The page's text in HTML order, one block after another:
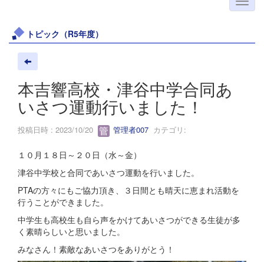
トピック（R5年度）
本吉響高校・津谷中学合同あ
いさつ運動行いました！
投稿日時 : 2023/10/20 管理者007 カテゴリ:
１０月１８日～２０日（水～金）
津谷中学校と合同であいさつ運動を行いました。
PTAの方々にもご協力頂き、３日間とも晴天に恵まれ活動を
行うことができました。
中学生も高校生も自ら声をかけてあいさつができる生徒が多
く素晴らしいと思いました。
みなさん！素敵なあいさつをありがとう！